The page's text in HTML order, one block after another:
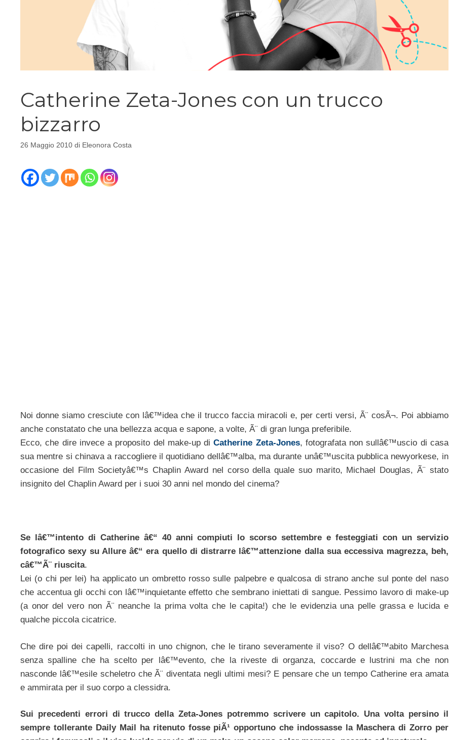
Catherine Zeta-Jones con un trucco
bizzarro
26 Maggio 2010 di Eleonora Costa
Noi donne siamo cresciute con lâ€™idea che il trucco faccia miracoli e, per certi versi, Ã¨ cosÃ¬. Poi abbiamo
anche constatato che una bellezza acqua e sapone, a volte, Ã¨ di gran lunga preferibile.
Ecco, che dire invece a proposito del make-up diCatherine Zeta-Jones, fotografata non sullâ€™uscio di casa
sua mentre si chinava a raccogliere il quotidiano dellâ€™alba, ma durante unâ€™uscita pubblica newyorkese, in
occasione del Film Societyâ€™s Chaplin Award nel corso della quale suo marito, Michael Douglas, Ã¨ stato
insignito del Chaplin Award per i suoi 30 anni nel mondo del cinema?
Se lâ€™intento di Catherine â€“ 40 anni compiuti lo scorso settembre e festeggiati con un servizio
fotografico sexy su Allure â€“ era quello di distrarre lâ€™attenzione dalla sua eccessiva magrezza, beh,
câ€™Ã¨ riuscita.
Lei (o chi per lei) ha applicato un ombretto rosso sulle palpebre e qualcosa di strano anche sul ponte del naso
che accentua gli occhi con lâ€™inquietante effetto che sembrano iniettati di sangue. Pessimo lavoro di make-up
(a onor del vero non Ã¨ neanche la prima volta che le capita!) che le evidenzia una pelle grassa e lucida e
qualche piccola cicatrice.
Che dire poi dei capelli, raccolti in uno chignon, che le tirano severamente il viso? O dellâ€™abito Marchesa
senza spalline che ha scelto per lâ€™evento, che la riveste di organza, coccarde e lustrini ma che non
nasconde lâ€™esile scheletro che Ã¨ diventata negli ultimi mesi? E pensare che un tempo Catherine era amata
e ammirata per il suo corpo a clessidra.
Sui precedenti errori di trucco della Zeta-Jones potremmo scrivere un capitolo. Una volta persino il
sempre tollerante Daily Mail ha ritenuto fosse piÃ¹ opportuno che indossasse la Maschera di Zorro per